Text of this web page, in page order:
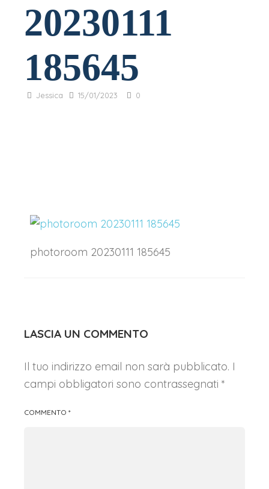
I tuoi dati personali verranno utilizzati per supportare la tua
esperienza su questo sito web, per gestire l'accesso al tuo
account e per altri scopi descritti nella nostra
REGISTRATI
20230111
185645
Jessica 15/01/2023 0
photoroom 20230111 185645
LASCIA UN COMMENTO
Il tuo indirizzo email non sarà pubblicato. I
campi obbligatori sono contrassegnati *
COMMENTO *